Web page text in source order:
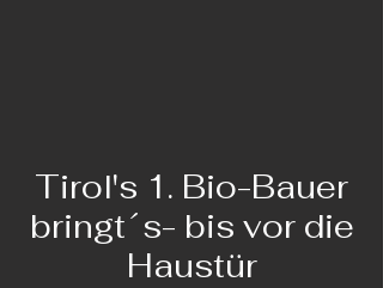
Tirol's 1. Bio-Bauer
bringt´s- bis vor die
Haustür